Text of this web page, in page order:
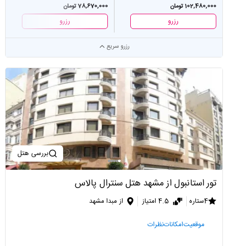
102,480,000 تومان
رزرو
78,670,000 تومان
رزرو
رزرو سریع
بررسی هتل
تور استانبول از مشهد هتل سنترال پالاس
4ستاره 4.5 امتیاز از مبدا مشهد
موقعیتامکاناتنظرات